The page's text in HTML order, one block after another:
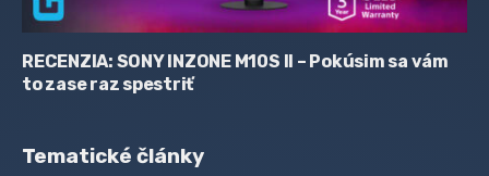
RECENZIA: SONY INZONE M10S II – Pokúsim sa vám
to zase raz spestriť
Tematické články